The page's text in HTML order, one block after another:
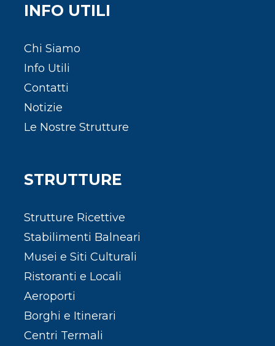
INFO UTILI
Chi Siamo
Info Utili
Contatti
Notizie
Le Nostre Strutture
STRUTTURE
Strutture Ricettive
Stabilimenti Balneari
Musei e Siti Culturali
Ristoranti e Locali
Aeroporti
Borghi e Itinerari
Centri Termali